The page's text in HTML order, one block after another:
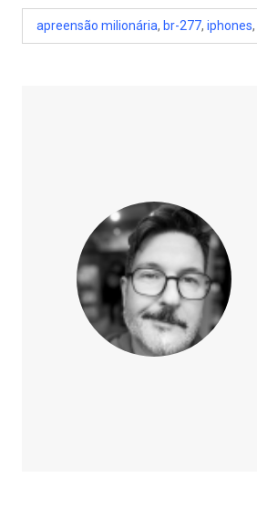
apreensão milionária, br-277, iphones,